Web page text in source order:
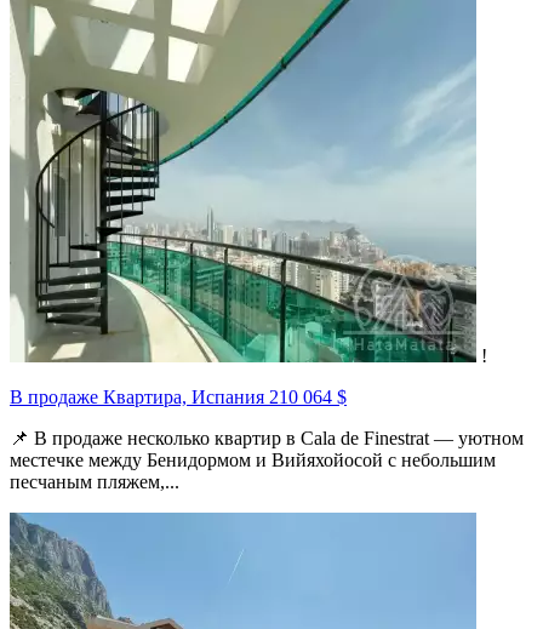
!
В продаже Квартира, Испания 210 064 $
📌 В продаже несколько квартир в Cala de Finestrat — уютном
местечке между Бенидормом и Вийяхойосой с небольшим
песчаным пляжем,...